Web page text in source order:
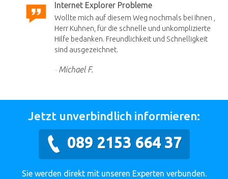
Internet Explorer Probleme
Wollte mich auf diesem Weg nochmals bei Ihnen ,
Herr Kuhnen, für die schnelle und unkomplizierte
Hilfe bedanken. Freundlichkeit und Schnelligkeit
sind ausgezeichnet.
Michael F.
Jetzt unverbindlich informieren:
089 2153 664 37
Sie werden direkt mit unseren Experten verbunden.